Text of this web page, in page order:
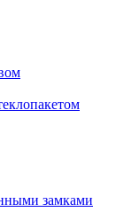
замками